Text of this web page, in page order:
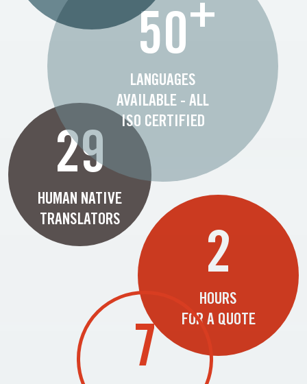
29
HUMAN NATIVE
TRANSLATORS
2
HOURS
FOR A QUOTE
50+
LANGUAGES
AVAILABLE - ALL
ISO CERTIFIED
7